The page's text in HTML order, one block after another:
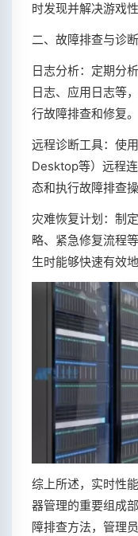
时发现并解决游戏性
二、故障排查与诊断
日志分析：定期分
日志、应用日志等
行故障排查和修复。
远程诊断工具：使
Desktop等）远程
态和执行故障排查
灾难恢复计划：制
略、紧急修复流程
生时能够快速有效
综上所述，实时性
器管理的重要组成
障排查方法，管理